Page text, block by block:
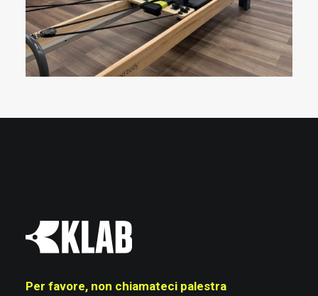
Per favore, non chiamateci palestra